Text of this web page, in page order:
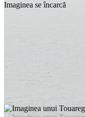
Imaginea se încarcă